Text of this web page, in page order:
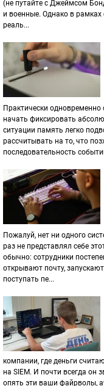
(не путайте с Джеймсом
и военные. Однако в
реаль...
Практически
начать фиксировать
ситуации память легко
рассчитывать на то, что
последовательность
Пожалуй, нет ни одного
раз не представлял себе
обычно: сотрудники
открывают почту,
поступать пе...
компании, где деньги
на SIEM. И почти всегда он
опять эти ваши файрволы,